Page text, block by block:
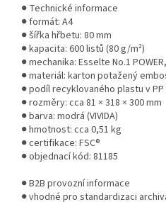
● Technické informace
● formát: A4
● šířka hřbetu: 80 mm
● kapacita: 600 listů (80 g/m²)
● mechanika: Esselte No.1
● materiál: karton potažený
● podíl recyklovaného plastu v
● rozměry: cca 81 × 318 × 300 mm
● barva: modrá (VIVIDA)
● hmotnost: cca 0,51 kg
● certifikace: FSC®
● objednací kód: 81185
● B2B provozní informace
● vhodné pro standardizaci